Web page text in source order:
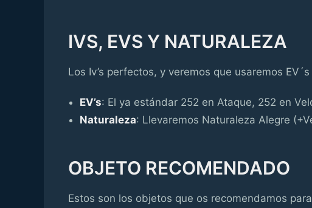
IVS, EVS Y NATURALEZA
Los Iv’s perfectos, y veremos que usaremos
EV’s: El ya estándar 252 en Ataque, 252 en
Naturaleza: Llevaremos Naturaleza Alegre
OBJETO RECOMENDADO
Estos son los objetos que os recomendamos